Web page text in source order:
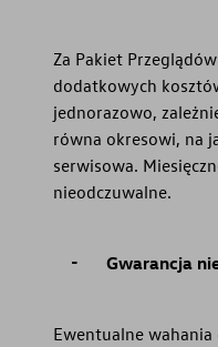
Za Pakiet
dodatkowych
jednorazowo,
równa okresowi, na
serwisowa.
nieodczuwalne.
Gwarancja
Ewentualne